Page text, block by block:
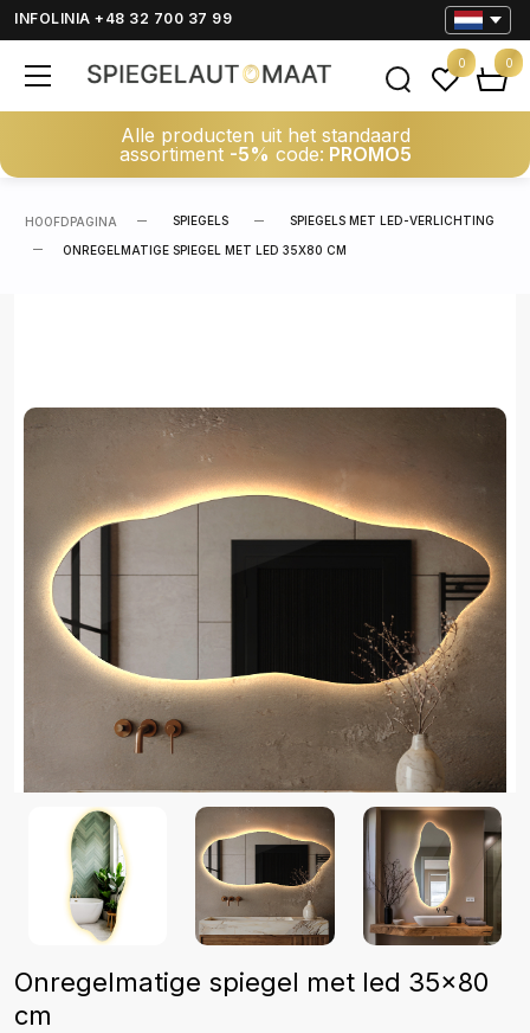
INFOLINIA +48 32 700 37 99
Alle producten uit het standaard
assortiment -5% code: PROMO5
0 0
HOOFDPAGINA SPIEGELS SPIEGELS MET LED-VERLICHTING
ONREGELMATIGE SPIEGEL MET LED 35X80 CM
Onregelmatige spiegel met led 35x80
cm